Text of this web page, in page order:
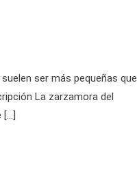
ser más pequeñas que
La zarzamora del
[…]